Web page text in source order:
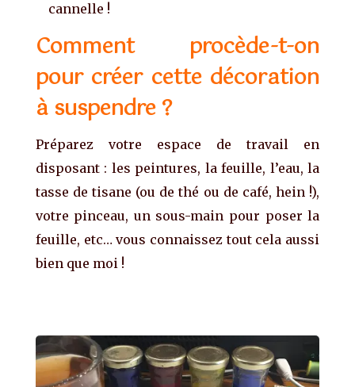
cannelle !
Comment procède-t-on
pour créer cette décoration
à suspendre ?
Préparez votre espace de travail en
disposant : les peintures, la feuille, l’eau, la
tasse de tisane (ou de thé ou de café, hein !),
votre pinceau, un sous-main pour poser la
feuille, etc… vous connaissez tout cela aussi
bien que moi !